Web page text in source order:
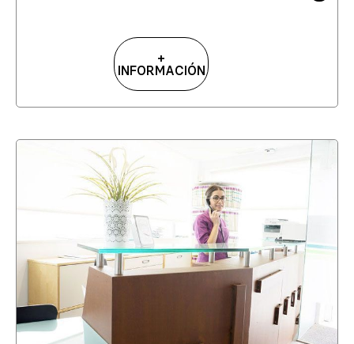
+
INFORMACIÓN